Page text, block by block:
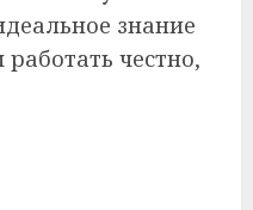
знание
честно,